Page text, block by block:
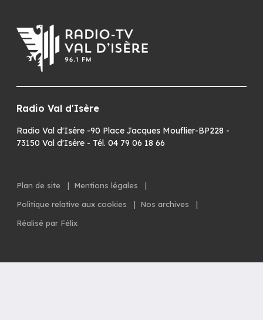
Radio Val d'Isère
Radio Val d'Isère -90 Place Jacques Mouflier-BP228 -
73150 Val d'Isère - Tél. 04 79 06 18 66
Plan de site | Mentions légales
|
Politique relative aux cookies
| Nos archives
|
Réalisé par Félix